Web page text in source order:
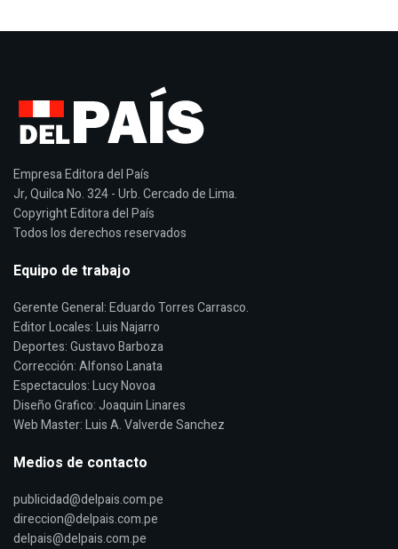
Empresa Editora del País
Jr, Quilca No. 324 - Urb. Cercado de Lima.
Copyright Editora del País
Todos los derechos reservados
Equipo de trabajo
Gerente General: Eduardo Torres Carrasco.
Editor Locales: Luis Najarro
Deportes: Gustavo Barboza
Corrección: Alfonso Lanata
Espectaculos: Lucy Novoa
Diseño Grafico: Joaquin Linares
Web Master: Luis A. Valverde Sanchez
Medios de contacto
publicidad@delpais.com.pe
direccion@delpais.com.pe
delpais@delpais.com.pe